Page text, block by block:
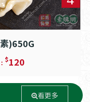
)650G
$120
看更多